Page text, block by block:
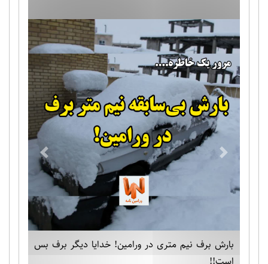
بارش برف نیم متری در ورامین! خدایا دیگر برف بس
Previous Next